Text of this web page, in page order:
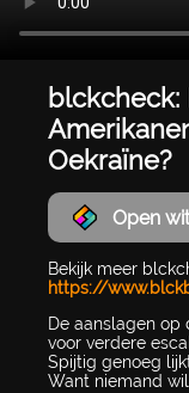
blckcheck:
Oekraïne?
Open
Bekijk meer
https://
De aanslagen
voor verdere
Spijtig genoeg
Want niemand